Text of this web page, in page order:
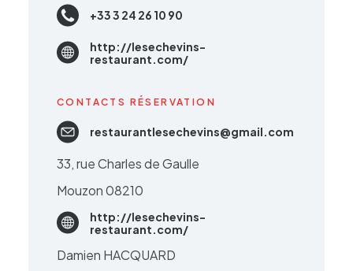
+33 3 24 26 10 90
http://lesechevins-
restaurant.com/
CONTACTS RÉSERVATION
restaurantlesechevins@gmail.com
33, rue Charles de Gaulle
Mouzon 08210
http://lesechevins-
restaurant.com/
Damien HACQUARD